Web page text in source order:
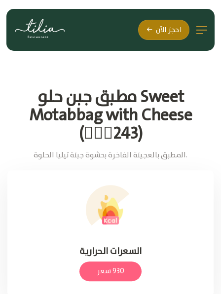
احجز الآن
مطبق جبن حلو Sweet
Motabbag with Cheese
(🚶🏽‍♂243)
المطبق بالعجينة الفاخرة بحشوة جبنة تيليا الحلوة.
السعرات الحرارية
930 سعر